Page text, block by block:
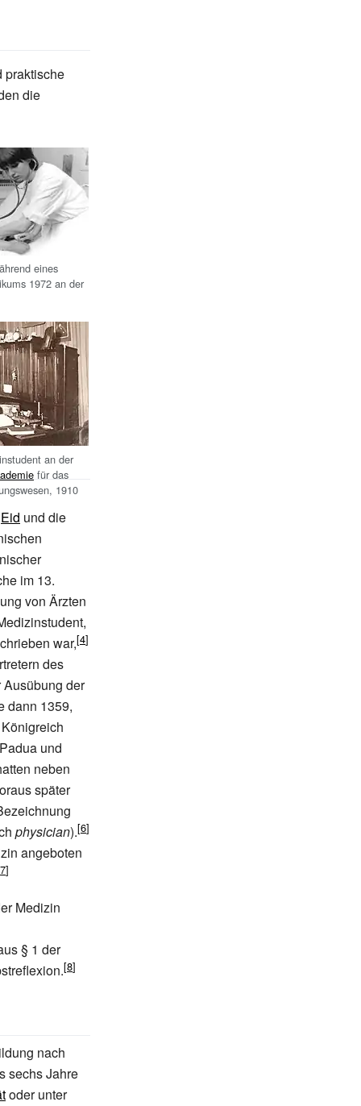
praktische
die
eines
1972 an der
an der
für das
1910
Eid und die
im 13.
von Ärzten
war,
des
der
dann 1359,
und
neben
später
physician).
angeboten
Medizin
§ 1 der
nach
sechs Jahre
oder unter